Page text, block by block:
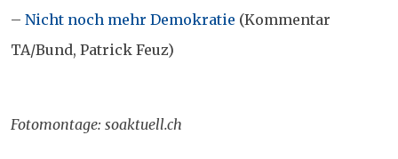
– Nicht noch mehr Demokratie (Kommentar
TA/Bund, Patrick Feuz)
Fotomontage: soaktuell.ch